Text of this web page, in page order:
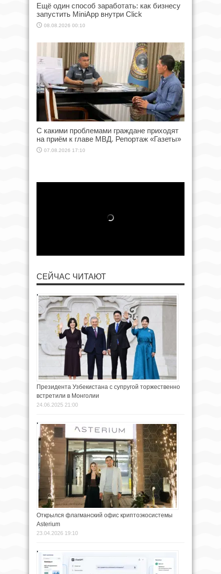
Ещё один способ заработать: как бизнесу
запустить MiniApp внутри Click
08.08.2026 00:10
С какими проблемами граждане приходят
на приём к главе МВД. Репортаж «Газеты»
07.08.2026 17:10
СЕЙЧАС ЧИТАЮТ
Президента Узбекистана с супругой торжественно
встретили в Монголии
24.06.2025 21:00
Открылся флагманский офис криптоэкосистемы
Asterium
23.04.2026 19:10